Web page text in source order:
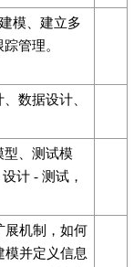
模、建立多
管理。
数据设计、
型、测试模
计 - 测试，
展机制，如何
模并定义信息